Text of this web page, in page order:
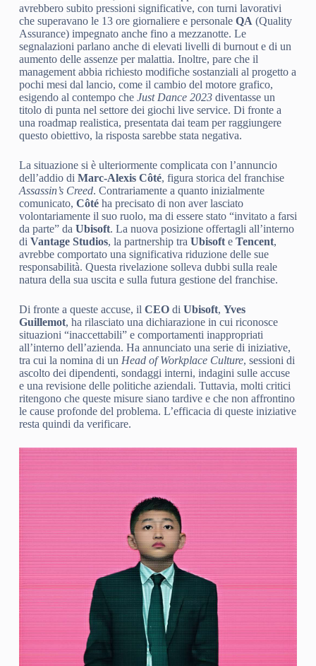
avrebbero subito pressioni significative, con turni lavorativi
che superavano le 13 ore giornaliere e personale QA(Quality
Assurance) impegnato anche fino a mezzanotte. Le
segnalazioni parlano anche di elevati livelli di burnout e di un
aumento delle assenze per malattia. Inoltre, pare che il
management abbia richiesto modifiche sostanziali al progetto a
pochi mesi dal lancio, come il cambio del motore grafico,
esigendo al contempo che Just Dance 2023diventasse un
titolo di punta nel settore dei giochi live service. Di fronte a
una roadmap realistica, presentata dai team per raggiungere
questo obiettivo, la risposta sarebbe stata negativa.
La situazione si è ulteriormente complicata con l’annuncio
dell’addio di Marc-Alexis Côté, figura storica del franchise
Assassin’s Creed. Contrariamente a quanto inizialmente
comunicato, Côtéha precisato di non aver lasciato
volontariamente il suo ruolo, ma di essere stato “invitato a farsi
da parte” da Ubisoft. La nuova posizione offertagli all’interno
di Vantage Studios, la partnership tra Ubisofte Tencent,
avrebbe comportato una significativa riduzione delle sue
responsabilità. Questa rivelazione solleva dubbi sulla reale
natura della sua uscita e sulla futura gestione del franchise.
Di fronte a queste accuse, il CEOdi Ubisoft, Yves
Guillemot, ha rilasciato una dichiarazione in cui riconosce
situazioni “inaccettabili” e comportamenti inappropriati
all’interno dell’azienda. Ha annunciato una serie di iniziative,
tra cui la nomina di un Head of Workplace Culture, sessioni di
ascolto dei dipendenti, sondaggi interni, indagini sulle accuse
e una revisione delle politiche aziendali. Tuttavia, molti critici
ritengono che queste misure siano tardive e che non affrontino
le cause profonde del problema. L’efficacia di queste iniziative
resta quindi da verificare.